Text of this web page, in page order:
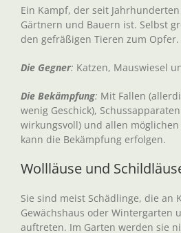
Ein Kampf, der seit
Gärtnern und Bauern ist. Selbst
den gefräßigen Tieren zum Opfer.
Die Gegner: Katzen, Mauswiesel
Die Bekämpfung: Mit Fallen
wenig Geschick),
wirkungsvoll) und allen möglichen
kann die Bekämpfung erfolgen.
Wollläuse und
Sie sind meist Schädlinge, die an
Gewächshaus oder Wintergarten
auftreten. Im Garten werden sie